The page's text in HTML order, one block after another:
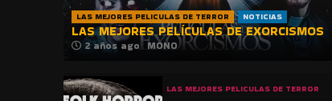
LAS MEJORES PELICULAS DE TERROR NOTICIAS
LAS MEJORES PELÍCULAS DE EXORCISMOS
2 años ago MONO
LAS MEJORES PELICULAS DE TERROR